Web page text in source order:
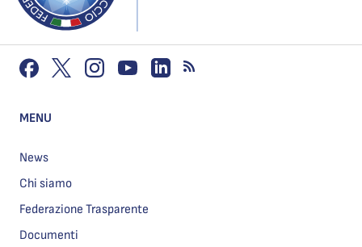
MENU
News
Chi siamo
Federazione Trasparente
Documenti